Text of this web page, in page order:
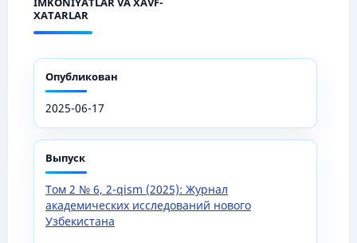
XATARLAR
Опубликован
2025-06-17
Выпуск
Том 2 № 6, 2-qism (2025): Журнал
академических исследований нового
Узбекистана